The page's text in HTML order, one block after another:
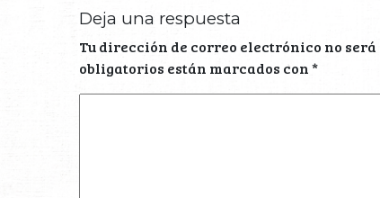
Deja una respuesta
Tu dirección de correo electrónico no
obligatorios están marcados con*